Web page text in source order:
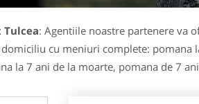
Tulcea: Agentiile noastre partenere va
cu meniuri complete: pomana
la 7 ani de la moarte, pomana de 7